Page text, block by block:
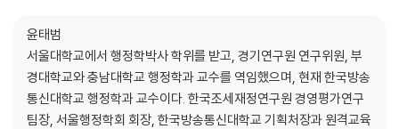
제9장 한국정부와 공공기관
제10장 정부실패와 시장실패
윤태범
서울대학교에서 행정학박사 학위를 받고, 경기연구원 연구위원, 부
경대학교와 충남대학교 행정학과 교수를 역임했으며, 현재 한국방송
통신대학교 행정학과 교수이다. 한국조세재정연구원 경영평가연구
팀장, 서울행정학회 회장, 한국방송통신대학교 기획처장과 원격교육